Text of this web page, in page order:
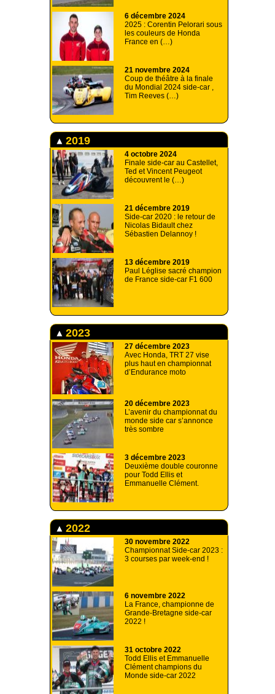
6 décembre 2024
2025 : Corentin Pelorari sous
les couleurs de Honda
France en (…)
21 novembre 2024
Coup de théâtre à la finale
du Mondial 2024 side-car ,
Tim Reeves (…)
2019
4 octobre 2024
Finale side-car au Castellet,
Ted et Vincent Peugeot
découvrent le (…)
21 décembre 2019
Side-car 2020 : le retour de
Nicolas Bidault chez
Sébastien Delannoy !
13 décembre 2019
Paul Léglise sacré champion
de France side-car F1 600
2023
27 décembre 2023
Avec Honda, TRT 27 vise
plus haut en championnat
d’Endurance moto
20 décembre 2023
L’avenir du championnat du
monde side car s’annonce
très sombre
3 décembre 2023
Deuxième double couronne
pour Todd Ellis et
Emmanuelle Clément.
2022
30 novembre 2022
Championnat Side-car 2023 :
3 courses par week-end !
6 novembre 2022
La France, championne de
Grande-Bretagne side-car
2022 !
31 octobre 2022
Todd Ellis et Emmanuelle
Clément champions du
Monde side-car 2022